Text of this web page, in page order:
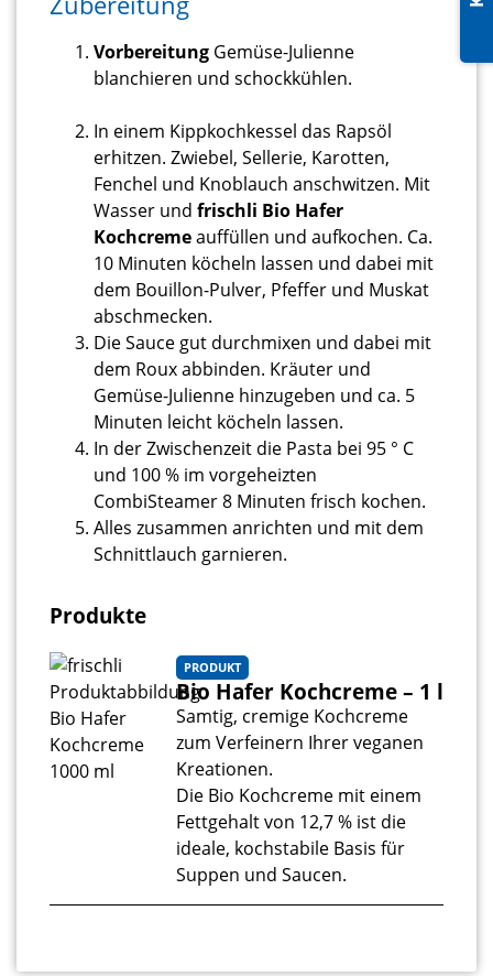
Vorbereitung Gemüse-Julienne
blanchieren und schockkühlen.
In einem Kippkochkessel das Rapsöl
erhitzen. Zwiebel, Sellerie, Karotten,
Fenchel und Knoblauch anschwitzen. Mit
Wasser und frischli Bio Hafer
Kochcremeauffüllen und aufkochen. Ca.
10 Minuten köcheln lassen und dabei mit
dem Bouillon-Pulver, Pfeffer und Muskat
abschmecken.
Die Sauce gut durchmixen und dabei mit
dem Roux abbinden. Kräuter und
Gemüse-Julienne hinzugeben und ca. 5
Minuten leicht köcheln lassen.
In der Zwischenzeit die Pasta bei 95 ° C
und 100 % im vorgeheizten
CombiSteamer 8 Minuten frisch kochen.
Alles zusammen anrichten und mit dem
Schnittlauch garnieren.
Produkte
PRODUKT
Bio Hafer Kochcreme – 1 l
Samtig, cremige Kochcreme
zum Verfeinern Ihrer veganen
Kreationen.
Die Bio Kochcreme mit einem
Fettgehalt von 12,7 % ist die
ideale, kochstabile Basis für
Suppen und Saucen.